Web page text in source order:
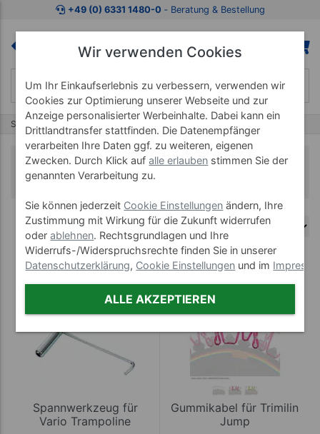
+49 (0) 6331 1480-0 ‐ Beratung & Bestellung
Start Trimilin Trimilin Ersatz Gummikabel
Trimilin Ersatz Gummikabel
(1)
Spannwerkzeug für
Vario Trampoline
Gummikabel für Trimilin
Jump
Wir verwenden Cookies
Um Ihr Einkaufserlebnis zu verbessern, verwenden wir
Cookies zur Optimierung unserer Webseite und zur
Anzeige personalisierter Werbeinhalte. Dabei kann ein
Drittlandtransfer stattfinden. Die Datenempfänger
verarbeiten Ihre Daten ggf. zu weiteren, eigenen
Zwecken. Durch Klick aufalle erlauben stimmen Sie der
genannten Verarbeitung zu.
Sie können jederzeit Cookie Einstellungen ändern, Ihre
Zustimmung mit Wirkung für die Zukunft widerrufen
oderablehnen. Rechtsgrundlagen und Ihre
Widerrufs-/Widerspruchsrechte finden Sie in unserer
Datenschutzerklärung, Cookie Einstellungen und im
ALLE AKZEPTIEREN